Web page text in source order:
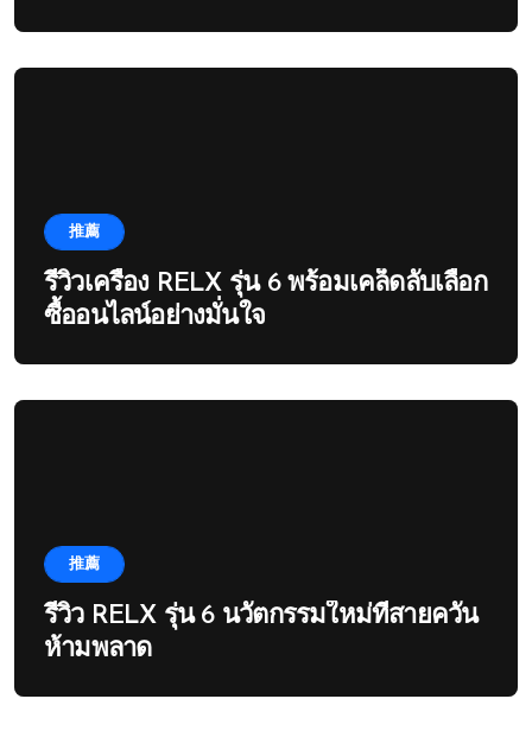
推薦
รีวิวเครื่อง RELX รุ่น 6 พร้อมเคล็ดลับเลือก
ซื้ออนไลน์อย่างมั่นใจ
推薦
รีวิว RELX รุ่น 6 นวัตกรรมใหม่ที่สายควัน
ห้ามพลาด